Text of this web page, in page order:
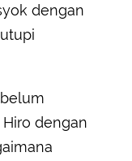
dengan
dengan